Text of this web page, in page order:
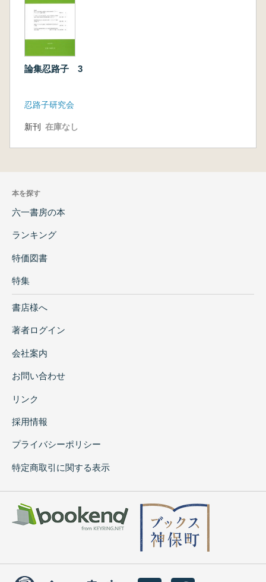
論集忍路子 3
忍路子研究会
新刊 在庫なし
本を探す
六一書房の本
ランキング
特価図書
特集
書店様へ
著者ログイン
会社案内
お問い合わせ
リンク
採用情報
プライバシーポリシー
特定商取引に関する表示